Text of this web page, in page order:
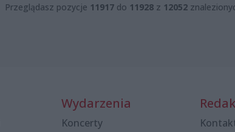
Przeglądasz pozycje 11917 do 11928 z 12052
Wydarzenia
Koncerty